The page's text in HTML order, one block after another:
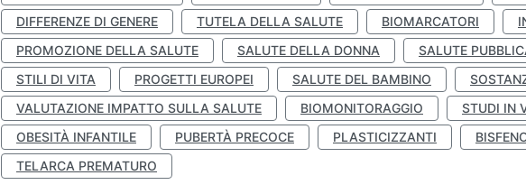
DIFFERENZE DI GENERE
TUTELA DELLA SALUTE BIOMARCATORI
PROMOZIONE DELLA SALUTE
SALUTE DELLA DONNA SALUTE
STILI DI VITA
PROGETTI EUROPEI SALUTE DEL BAMBINO
VALUTAZIONE IMPATTO SULLA SALUTE
BIOMONITORAGGIO STUDI IN
OBESITÀ INFANTILE
PUBERTÀ PRECOCE PLASTICIZZANTI
TELARCA PREMATURO